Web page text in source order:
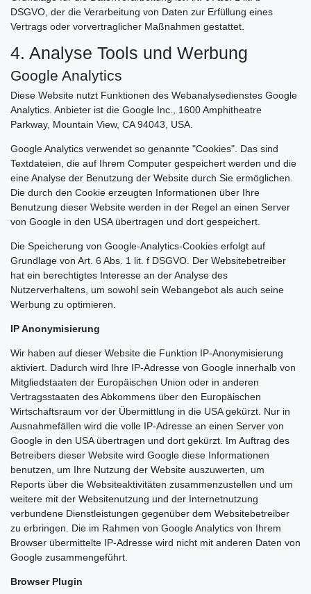
DSGVO, der die Verarbeitung von Daten zur Erfüllung eines
Vertrags oder vorvertraglicher Maßnahmen gestattet.
4. Analyse Tools und Werbung
Google Analytics
Diese Website nutzt Funktionen des Webanalysedienstes Google
Analytics. Anbieter ist die Google Inc., 1600 Amphitheatre
Parkway, Mountain View, CA 94043, USA.
Google Analytics verwendet so genannte "Cookies". Das sind
Textdateien, die auf Ihrem Computer gespeichert werden und die
eine Analyse der Benutzung der Website durch Sie ermöglichen.
Die durch den Cookie erzeugten Informationen über Ihre
Benutzung dieser Website werden in der Regel an einen Server
von Google in den USA übertragen und dort gespeichert.
Die Speicherung von Google-Analytics-Cookies erfolgt auf
Grundlage von Art. 6 Abs. 1 lit. f DSGVO. Der Websitebetreiber
hat ein berechtigtes Interesse an der Analyse des
Nutzerverhaltens, um sowohl sein Webangebot als auch seine
Werbung zu optimieren.
IP Anonymisierung
Wir haben auf dieser Website die Funktion IP-Anonymisierung
aktiviert. Dadurch wird Ihre IP-Adresse von Google innerhalb von
Mitgliedstaaten der Europäischen Union oder in anderen
Vertragsstaaten des Abkommens über den Europäischen
Wirtschaftsraum vor der Übermittlung in die USA gekürzt. Nur in
Ausnahmefällen wird die volle IP-Adresse an einen Server von
Google in den USA übertragen und dort gekürzt. Im Auftrag des
Betreibers dieser Website wird Google diese Informationen
benutzen, um Ihre Nutzung der Website auszuwerten, um
Reports über die Websiteaktivitäten zusammenzustellen und um
weitere mit der Websitenutzung und der Internetnutzung
verbundene Dienstleistungen gegenüber dem Websitebetreiber
zu erbringen. Die im Rahmen von Google Analytics von Ihrem
Browser übermittelte IP-Adresse wird nicht mit anderen Daten von
Google zusammengeführt.
Browser Plugin